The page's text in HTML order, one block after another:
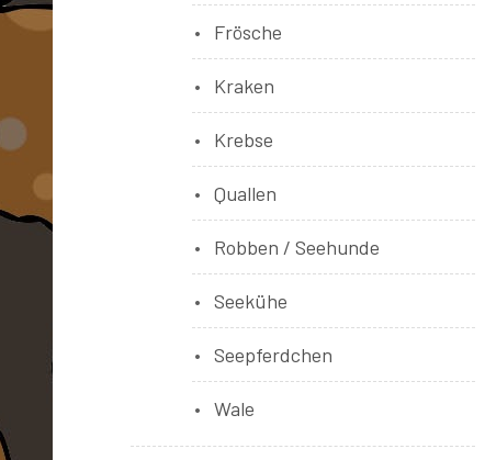
Frösche
Kraken
Krebse
Quallen
Robben / Seehunde
Seekühe
Seepferdchen
Wale